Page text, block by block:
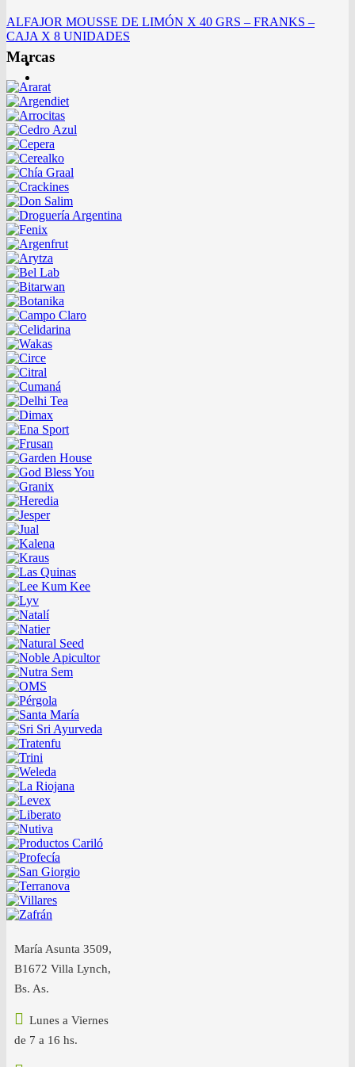
ALFAJOR MOUSSE DE LIMÓN X 40 GRS – FRANKS –
CAJA X 8 UNIDADES
Marcas
María Asunta 3509,
B1672 Villa Lynch,
Bs. As.
Lunes a Viernes
de 7 a 16 hs.